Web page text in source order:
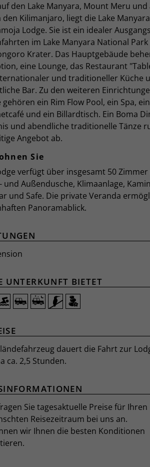
den Lake Manyara, Mount Meru und
den Kilimanjaro, liegt die Lake Manyara
Lodge. Sie ist ein idealer
im Lake Manyara National
Krater. Das Hauptgebäude
eine Lounge, das Restaurant
und traditioneller Küche
Bar. Zu den weiteren
gehören ein Rim Flow Pool, ein Spa, ein
und ein Billardtisch. Ein Boma
und abendliche traditionelle Tänze
Angebot ab.
Sie
verfügt über insgesamt 50 Zimmer
und Außendusche, Klimaanlage,
und Safe. Die private Veranda
Panoramablick.
UNTERKUNFT BIETET
dauert die Fahrt zur
ca. 2,5 Stunden.
Sie tagesaktuelle Preise für Ihren
Reisezeitraum bei uns an.
wir Ihnen die besten Konditionen